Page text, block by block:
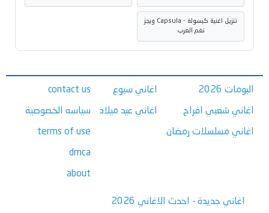
تنزيل اغنية كبسولة - Capsula ويجز
نغم العرب
البومات 2026
اغاني شعبي افراح
اغاني مسلسلات رمضان
اغاني سبوع
اغاني عيد ميلاد
contact us
سياسه الخصوصية
terms of use
dmca
about
اغاني جديدة - احدث الاغاني 2026